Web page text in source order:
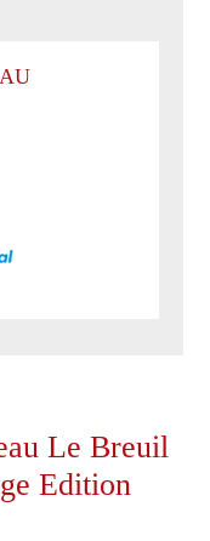
Le Breuil
Edition